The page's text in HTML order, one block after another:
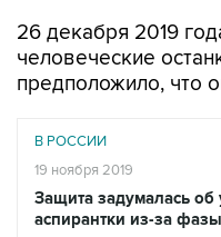
26 декабря 2019
человеческие
предположило, что
В РОССИИ
19 ноября 2019
Защита задумалась
аспирантки из-за